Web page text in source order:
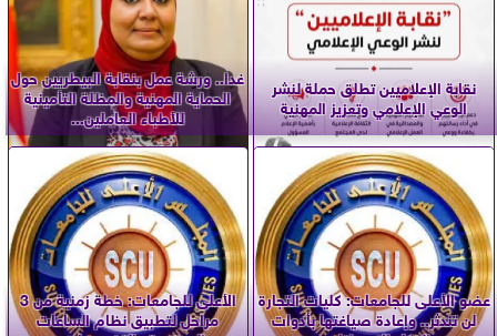
نقابة الإعلاميين تطلق حملة لنشر
الوعي الإعلامي وتعزيز المهنية
غدا.. ورشة عمل بنقابة البيطريين حول
الحماية المهنية والمظلة التأمينية
للأطباء العاملين...
عضو الأعلى للجامعات: كليات التجارة
لن تندثر.. وإعادة صياغتها بأدوات
الأعلى للجامعات: خطة زمنية من 3
مراحل لتطبيق نظام الساعات